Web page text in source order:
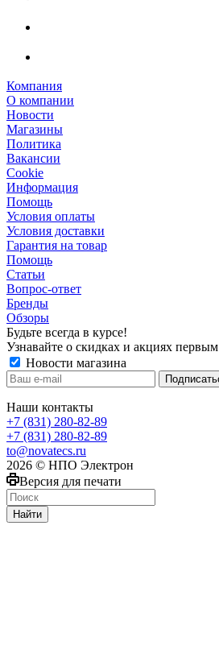
Компания
О компании
Новости
Магазины
Политика
Вакансии
Сookie
Информация
Помощь
Условия оплаты
Условия доставки
Гарантия на товар
Помощь
Статьи
Вопрос-ответ
Бренды
Обзоры
Будьте всегда в курсе!
Узнавайте о скидках и акциях первым
Новости магазина
Наши контакты
+7 (831) 280-82-89
+7 (831) 280-82-89
to@novatecs.ru
2026 © НПО Электрон
Версия для печати
Найти